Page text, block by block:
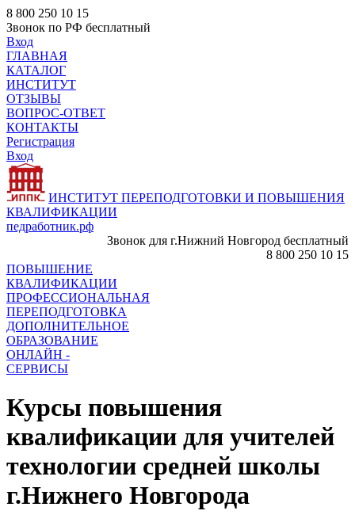
8 800 250 10 15
Звонок по РФ бесплатный
Вход
ГЛАВНАЯ
КАТАЛОГ
ИНСТИТУТ
ОТЗЫВЫ
ВОПРОС-ОТВЕТ
КОНТАКТЫ
Регистрация
Вход
ИНСТИТУТ ПЕРЕПОДГОТОВКИ И ПОВЫШЕНИЯ
КВАЛИФИКАЦИИ
педработник.рф
Звонок для г.Нижний Новгород бесплатный
8 800 250 10 15
ПОВЫШЕНИЕ
КВАЛИФИКАЦИИ
ПРОФЕССИОНАЛЬНАЯ
ПЕРЕПОДГОТОВКА
ДОПОЛНИТЕЛЬНОЕ
ОБРАЗОВАНИЕ
ОНЛАЙН -
СЕРВИСЫ
Курсы повышения
квалификации для учителей
технологии средней школы
г.Нижнего Новгорода